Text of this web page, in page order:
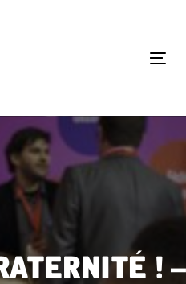
! –